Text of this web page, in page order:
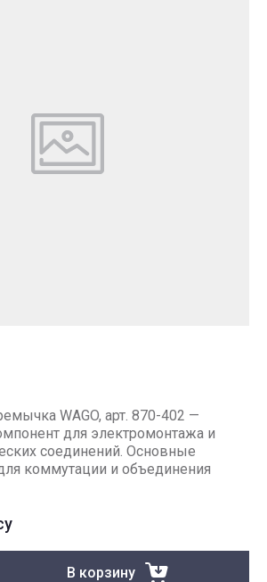
WAGO, арт. 870-402 —
для электромонтажа и
соединений. Основные
коммутации и объединения
В корзину